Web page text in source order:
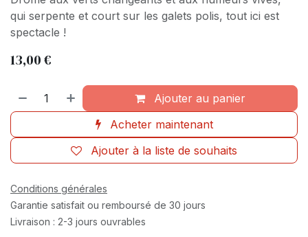
qui serpente et court sur les galets polis, tout ici est
spectacle !
13,00€
Ajouter au panier
Acheter maintenant
Ajouter à la liste de souhaits
Conditions générales
Garantie satisfait ou remboursé de 30 jours
Livraison : 2-3 jours ouvrables